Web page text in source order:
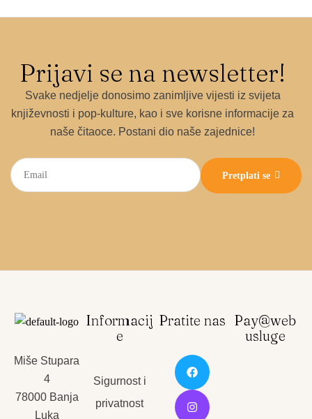
Prijavi se na newsletter!
Svake nedjelje donosimo zanimljive vijesti iz svijeta
književnosti i pop-kulture, kao i sve korisne informacije za
naše čitaoce. Postani dio naše zajednice!
Pretplati se
Miše Stupara
4
78000 Banja
Luka
Informacij
e
Sigurnost i
privatnost
Pratite nas Pay@web
usluge